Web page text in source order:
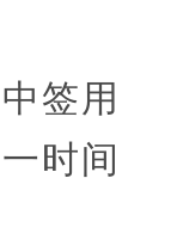
签用
时间